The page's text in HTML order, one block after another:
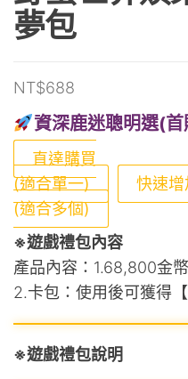
夢包
NT$688
資深鹿迷聰明選(
直達購買
(適合單一)
快速增
(適合多個)
※遊戲禮包內容
產品內容：1.68,800金
2.卡包：使用後可獲得
※遊戲禮包說明